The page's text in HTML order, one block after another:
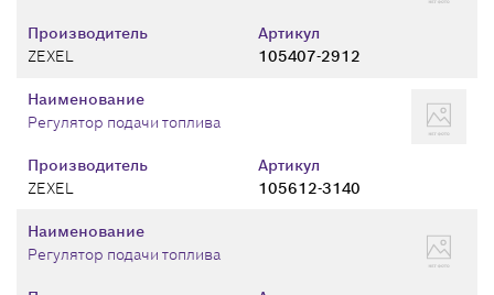
Производитель
ZEXEL
Артикул
105407-2912
Производитель
ZEXEL
Артикул
105612-3140
Наименование
Регулятор подачи топлива
Наименование
Регулятор подачи топлива